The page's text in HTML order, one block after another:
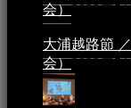
会）2023年5
大浦越路節
会）2023年5